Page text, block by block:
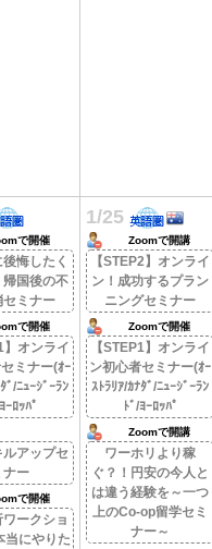
で開催
後悔したく
帰国後の不
セミナー
で開催
】オンライ
ミナー(ｵｰ
ﾞ/ﾆｭｰｼﾞｰﾗﾝ
ｰﾛｯﾊﾟ
ルアップセ
ナー
で開催
ークショ
当にやりた
1/25
Zoomで開講
【STEP2】オンライ
ン！成功するプラン
ニングセミナー
Zoomで開催
【STEP1】オンライ
ン初心者セミナー(ｵｰ
ｽﾄﾗﾘｱ/ｶﾅﾀﾞ/ﾆｭｰｼﾞｰﾗﾝ
ﾄﾞ/ﾖｰﾛｯﾊﾟ
Zoomで開講
ワーホリより稼
ぐ？！円安の今人と
は違う経験を～一つ
上のCo-op留学セミ
ナー～